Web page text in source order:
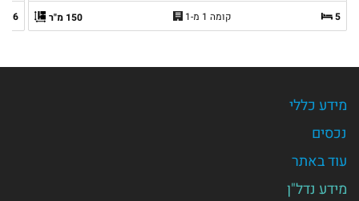
5 קומה 1 מ-1 150 מ"ר 6
מידע כללי
נכסים
עוד באתר
מידע נדל"ן